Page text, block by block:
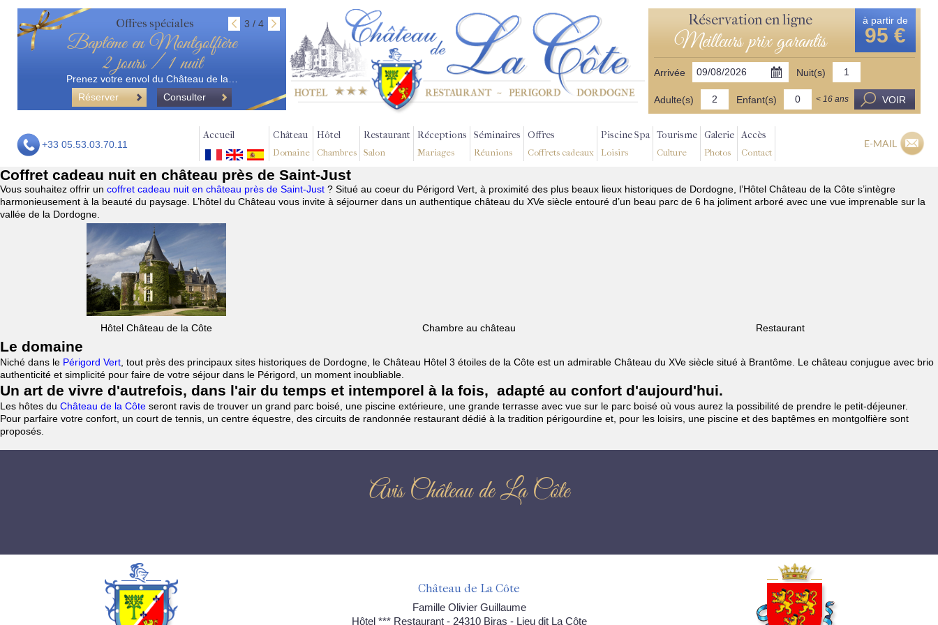
Offres spéciales 3 / 4
Baptême en Montgolfière
2 jours / 1 nuit
Prenez votre envol du Château de la…
Réserver
Consulter
Réservation en ligne
Meilleurs prix garantis
à partir de
95 €
Arrivée Nuit(s)
Adulte(s) Enfant(s) < 16 ans VOIR
+33 05.53.03.70.11
Accueil Château
Domaine
Hôtel
Chambres
Restaurant
Salon
Réceptions
Mariages
Séminaires
Réunions
Offres
Coffrets cadeaux
Piscine Spa
Loisirs
Tourisme
Culture
Galerie
Photos
Accès
Contact
E-MAIL
Coffret cadeau nuit en château près de Saint-Just
Vous souhaitez offrir un coffret cadeau nuit en château près de Saint-Just ? Situé au coeur du Périgord Vert, à proximité des plus beaux lieux historiques de Dordogne, l’Hôtel Château de la Côte s’intègre
harmonieusement à la beauté du paysage. L’hôtel du Château vous invite à séjourner dans un authentique château du XVe siècle entouré d’un beau parc de 6 ha joliment arboré avec une vue imprenable sur la
vallée de la Dordogne.
Hôtel Château de la Côte Chambre au château Restaurant
Le domaine
Niché dans le Périgord Vert , tout près des principaux sites historiques de Dordogne, le Château Hôtel 3 étoiles de la Côte est un admirable Château du XVe siècle situé à Brantôme. Le château conjugue avec brio
authenticité et simplicité pour faire de votre séjour dans le Périgord, un moment inoubliable.
Un art de vivre d'autrefois, dans l'air du temps et intemporel à la fois, adapté au confort d'aujourd'hui.
Les hôtes du Château de la Côte seront ravis de trouver un grand parc boisé, une piscine extérieure, une grande terrasse avec vue sur le parc boisé où vous aurez la possibilité de prendre le petit-déjeuner.
Pour parfaire votre confort, un court de tennis, un centre équestre, des circuits de randonnée restaurant dédié à la tradition périgourdine et, pour les loisirs, une piscine et des baptêmes en montgolfière sont
proposés.
Avis Château de La Côte
Château de La Côte
Famille Olivier Guillaume
Hôtel *** Restaurant - 24310 Biras - Lieu dit La Côte